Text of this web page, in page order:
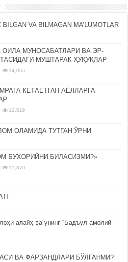
VA BILMAGAN MA’LUMOTLAR
ОИЛА МУНОСАБАТЛАРИ ВА ЭР-
МУШТАРАК ҲУҚУҚЛАР
14,055
КЕТАЁТГАН АЁЛЛАРГА
12,519
ОЛАМИДА ТУТГАН ЎРНИ
БУХОРИЙНИ БИЛАСИЗМИ?»
11,370
алайҳ ва унинг “Бадъул амолий”
ВА ФАРЗАНДЛАРИ БЎЛГАНМИ?